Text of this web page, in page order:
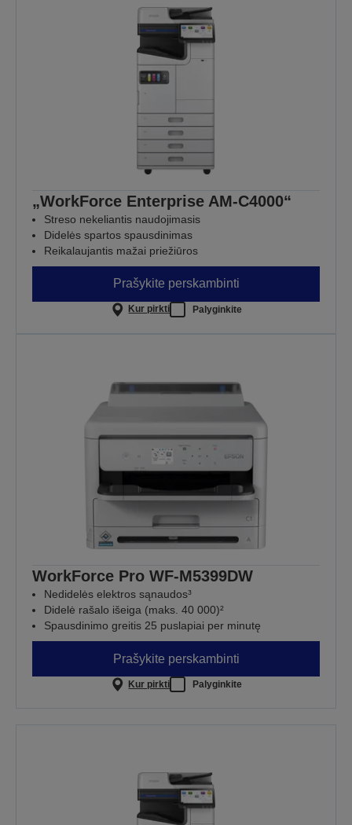
„WorkForce Enterprise AM-C4000“
Streso nekeliantis naudojimasis
Didelės spartos spausdinimas
Reikalaujantis mažai priežiūros
Prašykite perskambinti
Kur pirkti Palyginkite
WorkForce Pro WF-M5399DW
Nedidelės elektros sąnaudos³
Didelė rašalo išeiga (maks. 40 000)²
Spausdinimo greitis 25 puslapiai per minutę
Prašykite perskambinti
Kur pirkti Palyginkite